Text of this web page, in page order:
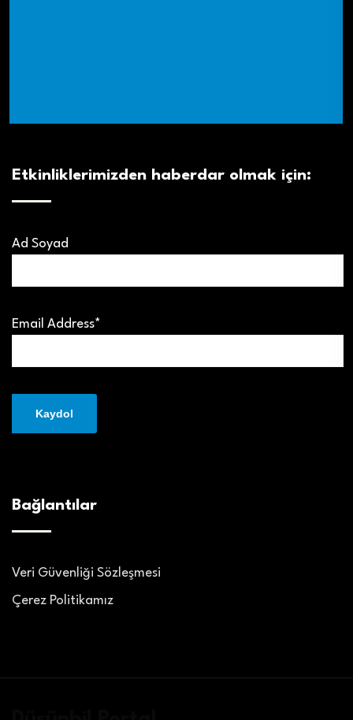
Etkinliklerimizden haberdar olmak için:
Ad Soyad
Email Address*
Bağlantılar
Veri Güvenliği Sözleşmesi
Çerez Politikamız